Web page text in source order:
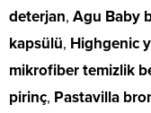
deterjan, Agu Baby
kapsülü, Highgenic
mikrofiber temizlik
pirinç, Pastavilla